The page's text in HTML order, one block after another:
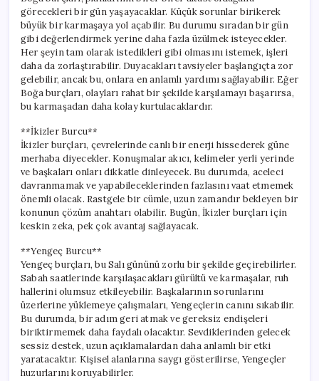
görecekleri bir gün yaşayacaklar. Küçük sorunlar birikerek
büyük bir karmaşaya yol açabilir. Bu durumu sıradan bir gün
gibi değerlendirmek yerine daha fazla üzülmek isteyecekler.
Her şeyin tam olarak istedikleri gibi olmasını istemek, işleri
daha da zorlaştırabilir. Duyacakları tavsiyeler başlangıçta zor
gelebilir, ancak bu, onlara en anlamlı yardımı sağlayabilir. Eğer
Boğa burçları, olayları rahat bir şekilde karşılamayı başarırsa,
bu karmaşadan daha kolay kurtulacaklardır.
**İkizler Burcu**
İkizler burçları, çevrelerinde canlı bir enerji hissederek güne
merhaba diyecekler. Konuşmalar akıcı, kelimeler yerli yerinde
ve başkaları onları dikkatle dinleyecek. Bu durumda, aceleci
davranmamak ve yapabileceklerinden fazlasını vaat etmemek
önemli olacak. Rastgele bir cümle, uzun zamandır bekleyen bir
konunun çözüm anahtarı olabilir. Bugün, İkizler burçları için
keskin zeka, pek çok avantaj sağlayacak.
**Yengeç Burcu**
Yengeç burçları, bu Salı gününü zorlu bir şekilde geçirebilirler.
Sabah saatlerinde karşılaşacakları gürültü ve karmaşalar, ruh
hallerini olumsuz etkileyebilir. Başkalarının sorunlarını
üzerlerine yüklemeye çalışmaları, Yengeçlerin canını sıkabilir.
Bu durumda, bir adım geri atmak ve gereksiz endişeleri
biriktirmemek daha faydalı olacaktır. Sevdiklerinden gelecek
sessiz destek, uzun açıklamalardan daha anlamlı bir etki
yaratacaktır. Kişisel alanlarına saygı gösterilirse, Yengeçler
huzurlarını koruyabilirler.